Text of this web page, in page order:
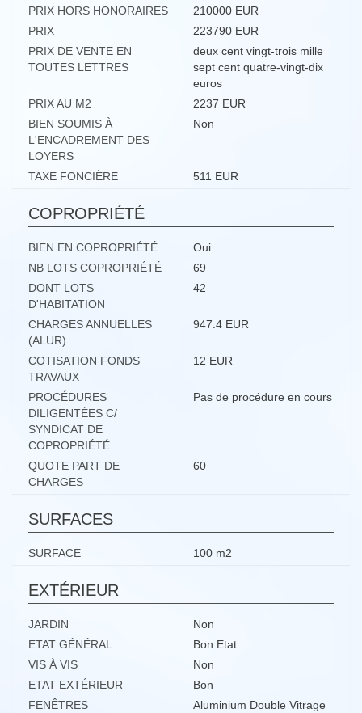
PRIX HORS HONORAIRES
210000 EUR
PRIX
223790 EUR
PRIX DE VENTE EN
TOUTES LETTRES
deux cent vingt-trois mille
sept cent quatre-vingt-dix
euros
PRIX AU M2
2237 EUR
BIEN SOUMIS À
L'ENCADREMENT DES
LOYERS
Non
TAXE FONCIÈRE 511 EUR
COPROPRIÉTÉ
BIEN EN COPROPRIÉTÉ
Oui
NB LOTS COPROPRIÉTÉ
69
DONT LOTS
D'HABITATION
42
CHARGES ANNUELLES
(ALUR)
947.4 EUR
COTISATION FONDS
TRAVAUX
12 EUR
PROCÉDURES
DILIGENTÉES C/
SYNDICAT DE
COPROPRIÉTÉ
Pas de procédure en cours
QUOTE PART DE
CHARGES
60
SURFACES
SURFACE 100 m2
EXTÉRIEUR
JARDIN
Non
ETAT GÉNÉRAL
Bon Etat
VIS À VIS
Non
ETAT EXTÉRIEUR
Bon
FENÊTRES
Aluminium Double Vitrage